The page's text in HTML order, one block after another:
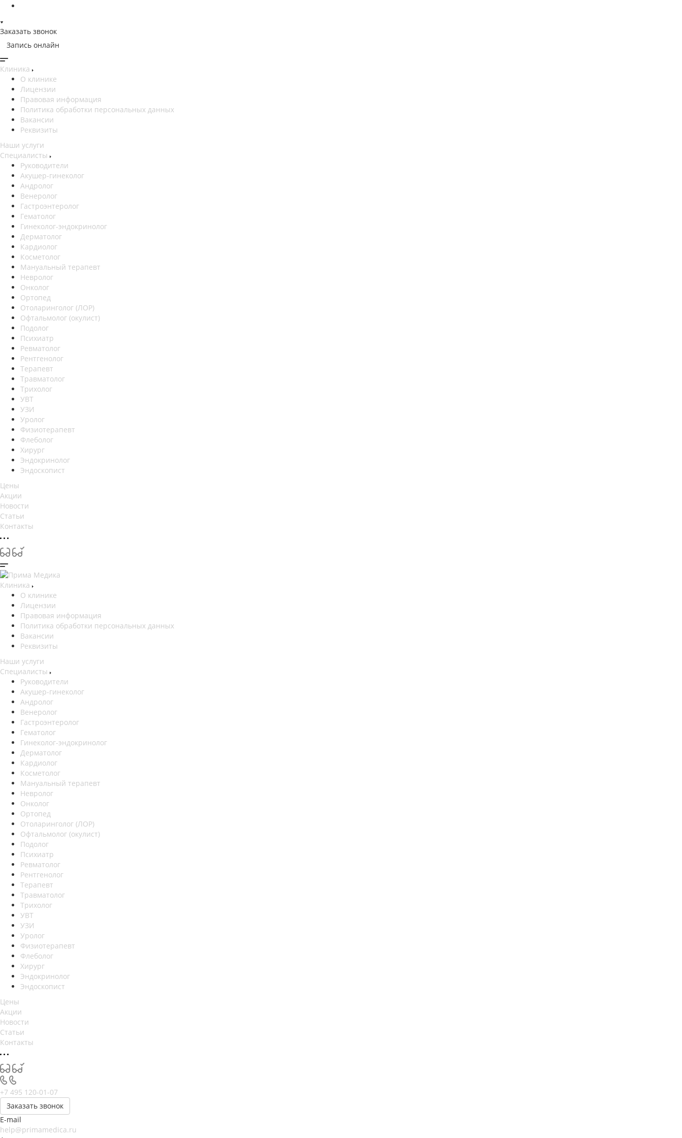
Заказать звонок
Запись онлайн
Клиника
О клинике
Лицензии
Правовая информация
Политика обработки персональных данных
Вакансии
Реквизиты
Наши услуги
Специалисты
Руководители
Акушер-гинеколог
Андролог
Венеролог
Гастроэнтеролог
Гематолог
Гинеколог-эндокринолог
Дерматолог
Кардиолог
Косметолог
Мануальный терапевт
Невролог
Онколог
Ортопед
Отоларинголог (ЛОР)
Офтальмолог (окулист)
Подолог
Психиатр
Ревматолог
Рентгенолог
Терапевт
Травматолог
Трихолог
УВТ
УЗИ
Уролог
Физиотерапевт
Флеболог
Хирург
Эндокринолог
Эндоскопист
Цены
Акции
Новости
Статьи
Контакты
Клиника
О клинике
Лицензии
Правовая информация
Политика обработки персональных данных
Вакансии
Реквизиты
Наши услуги
Специалисты
Руководители
Акушер-гинеколог
Андролог
Венеролог
Гастроэнтеролог
Гематолог
Гинеколог-эндокринолог
Дерматолог
Кардиолог
Косметолог
Мануальный терапевт
Невролог
Онколог
Ортопед
Отоларинголог (ЛОР)
Офтальмолог (окулист)
Подолог
Психиатр
Ревматолог
Рентгенолог
Терапевт
Травматолог
Трихолог
УВТ
УЗИ
Уролог
Физиотерапевт
Флеболог
Хирург
Эндокринолог
Эндоскопист
Цены
Акции
Новости
Статьи
Контакты
+7 495 120-01-07
Заказать звонок
E-mail
help@primamedica.ru